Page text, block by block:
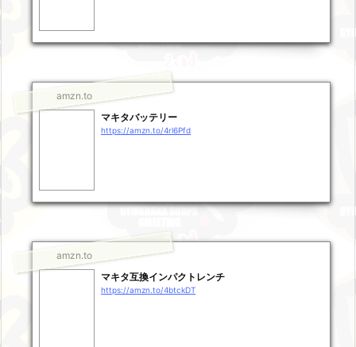
amzn.to
マキタバッテリー
https://amzn.to/4rl6Pfd
amzn.to
マキタ互換インパクトレンチ
https://amzn.to/4btckDT